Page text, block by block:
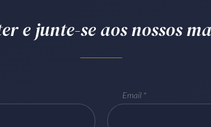
e junte-se aos nossos
Email